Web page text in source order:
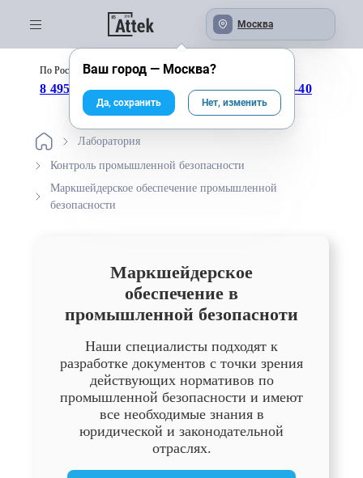
Москва
По России бесплатно:
8 495 246-04-43 8 800 333-25-40
Лаборатория
Контроль промышленной безопасности
Маркшейдерское обеспечение промышленной
безопасности
Маркшейдерское
обеспечение в
промышленной безопасноти
Наши специалисты подходят к
разработке документов с точки зрения
действующих нормативов по
промышленной безопасности и имеют
все необходимые знания в
юридической и законодательной
отраслях.
Ваш город — Москва?
Да, сохранить Нет, изменить